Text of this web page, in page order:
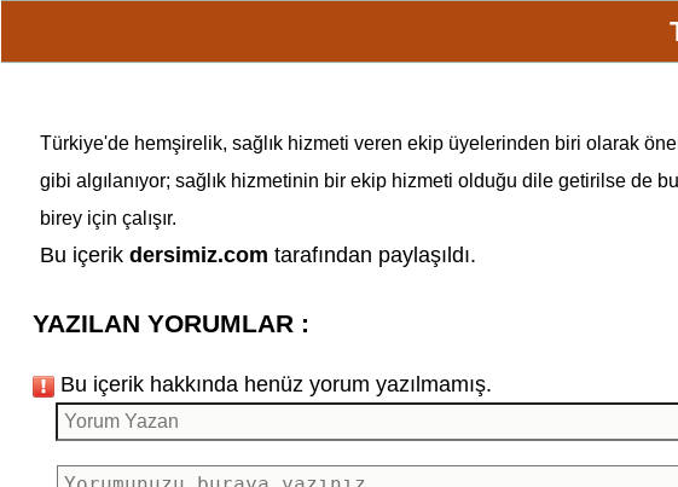
Türkiye'de hemşirelik, sağlık hizmeti veren ekip üyelerinden biri olarak
gibi algılanıyor; sağlık hizmetinin bir ekip hizmeti olduğu dile getirilse de
birey için çalışır.
Bu içerik dersimiz.com tarafından paylaşıldı.
YAZILAN YORUMLAR :
Bu içerik hakkında henüz yorum yazılmamış.